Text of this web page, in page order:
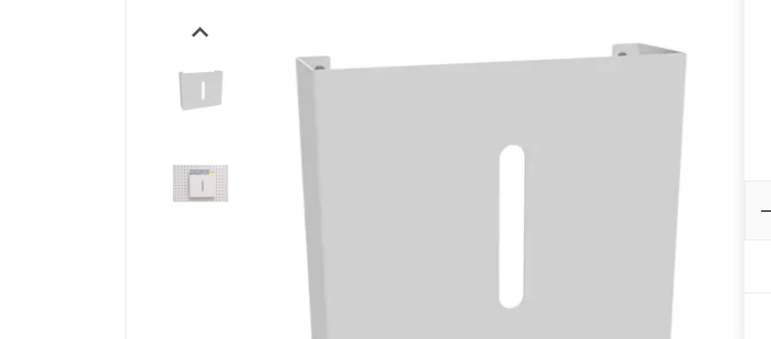
Оборудование для общепита
Почтовые ящики
Опломбирование и опечатывание